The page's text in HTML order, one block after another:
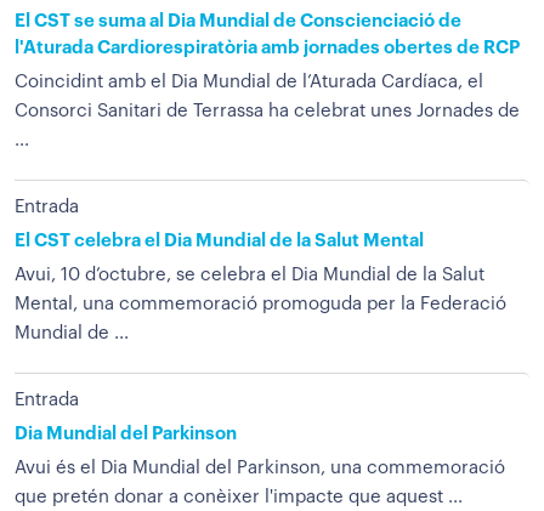
El CST se suma al Dia Mundial de Conscienciació de
l'Aturada Cardiorespiratòria amb jornades obertes de RCP
Coincidint amb el Dia Mundial de l’Aturada Cardíaca, el
Consorci Sanitari de Terrassa ha celebrat unes Jornades de
...
Entrada
El CST celebra el Dia Mundial de la Salut Mental
Avui, 10 d’octubre, se celebra el Dia Mundial de la Salut
Mental, una commemoració promoguda per la Federació
Mundial de ...
Entrada
Dia Mundial del Parkinson
Avui és el Dia Mundial del Parkinson, una commemoració
que pretén donar a conèixer l'impacte que aquest ...